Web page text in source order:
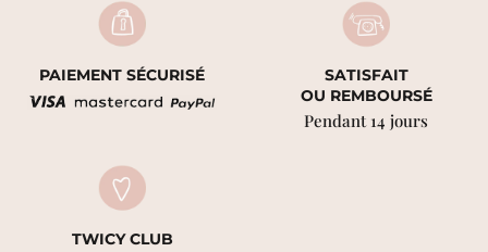
PAIEMENT SÉCURISÉ
SATISFAIT
OU REMBOURSÉ
Pendant 14 jours
TWICY CLUB